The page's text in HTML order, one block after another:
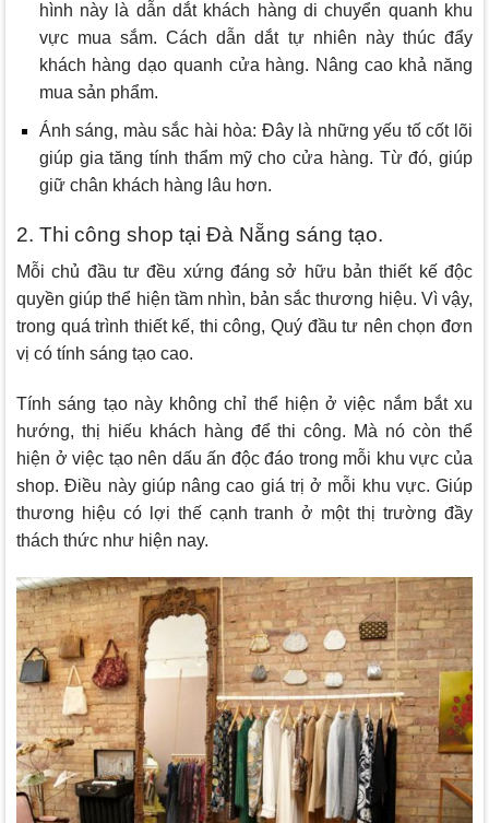
hình này là dẫn dắt khách hàng di chuyển quanh khu
vực mua sắm. Cách dẫn dắt tự nhiên này thúc đẩy
khách hàng dạo quanh cửa hàng. Nâng cao khả năng
mua sản phẩm.
Ánh sáng, màu sắc hài hòa: Đây là những yếu tố cốt lõi
giúp gia tăng tính thẩm mỹ cho cửa hàng. Từ đó, giúp
giữ chân khách hàng lâu hơn.
2. Thi công shop tại Đà Nẵng sáng tạo.
Mỗi chủ đầu tư đều xứng đáng sở hữu bản thiết kế độc
quyền giúp thể hiện tầm nhìn, bản sắc thương hiệu. Vì vậy,
trong quá trình thiết kế, thi công, Quý đầu tư nên chọn đơn
vị có tính sáng tạo cao.
Tính sáng tạo này không chỉ thể hiện ở việc nắm bắt xu
hướng, thị hiếu khách hàng để thi công. Mà nó còn thể
hiện ở việc tạo nên dấu ấn độc đáo trong mỗi khu vực của
shop. Điều này giúp nâng cao giá trị ở mỗi khu vực. Giúp
thương hiệu có lợi thế cạnh tranh ở một thị trường đầy
thách thức như hiện nay.